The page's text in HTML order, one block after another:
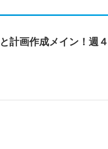
計画作成メイン！週